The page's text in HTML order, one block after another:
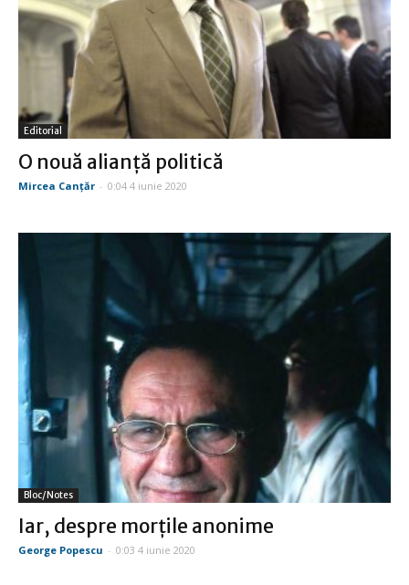
Editorial
O nouă alianţă politică
Mircea Canţăr - 0:04 4 iunie 2020
Bloc/Notes
Iar, despre morţile anonime
George Popescu - 0:03 4 iunie 2020